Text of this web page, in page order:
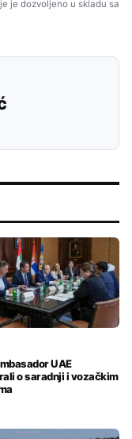
je dozvoljeno u skladu sa
UAE
o saradnji i vozačkim